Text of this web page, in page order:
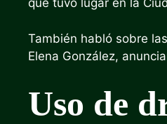
que tuvo lugar en la
También habló sobre
Elena González,
Uso de